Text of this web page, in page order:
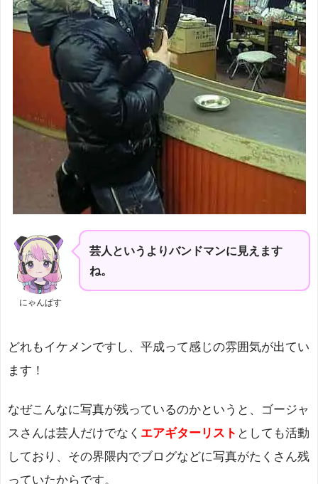
にゃんぱす
芸人というよりバンドマンに見えます
ね。
どれもイケメンですし、平成って感じの雰囲気が出てい
ます！
なぜこんなに写真が残っているのかというと、ゴージャ
スさんは芸人だけでなく エアギターリスト としても活動
しており、その界隈内でブログなどに写真がたくさん残
っていたからです。